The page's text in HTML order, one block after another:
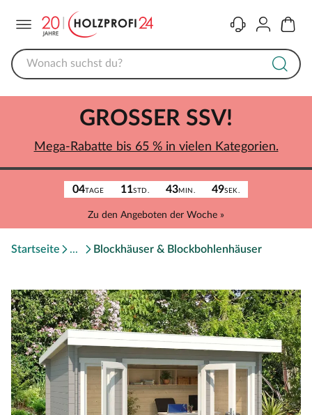
KontaktKonto
04TAGE 11STD. 43MIN. 49SEK.
Zu den Angeboten der Woche »
GROSSER SSV!
Mega-Rabatte bis 65 % in vielen Kategorien.
Startseite Blockhäuser & Blockbohlenhäuser